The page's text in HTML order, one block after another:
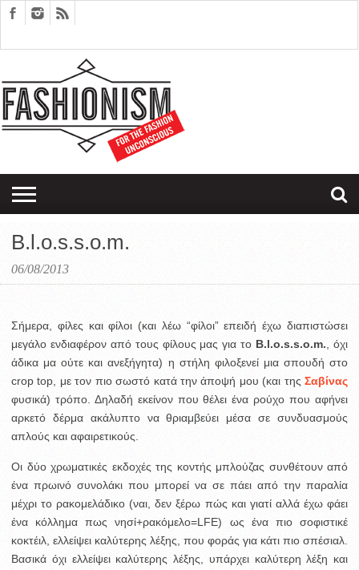
EDITORIALS
COUPLES
THERAPY
SARTORIAGRAM
B.l.o.s.s.o.m.
06/08/2013
Σήμερα, φίλες και φίλοι (και λέω “φίλοι” επειδή έχω διαπιστώσει
μεγάλο ενδιαφέρον από τους φίλους μας για το B.l.o.s.s.o.m. , όχι
άδικα μα ούτε και ανεξήγητα) η στήλη φιλοξενεί μια σπουδή στο
crop top, με τον πιο σωστό κατά την άποψή μου (και της Σαβίνας
φυσικά) τρόπο. Δηλαδή εκείνον που θέλει ένα ρούχο που αφήνει
αρκετό δέρμα ακάλυπτο να θριαμβεύει μέσα σε συνδυασμούς
απλούς και αφαιρετικούς.
Οι δύο χρωματικές εκδοχές της κοντής μπλούζας συνθέτουν από
ένα πρωινό συνολάκι που μπορεί να σε πάει από την παραλία
μέχρι το ρακομελάδικο (ναι, δεν ξέρω πώς και γιατί αλλά έχω φάει
ένα κόλλημα πως νησί+ρακόμελο=LFE) ως ένα πιο σοφιστικέ
κοκτέιλ, ελλείψει καλύτερης λέξης, που φοράς για κάτι πιο σπέσιαλ.
Βασικά όχι ελλείψει καλύτερης λέξης, υπάρχει καλύτερη λέξη και